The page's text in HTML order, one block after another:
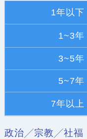
1年以下
1~3年
3~5年
5~7年
7年以上
政治╱宗教╱社福